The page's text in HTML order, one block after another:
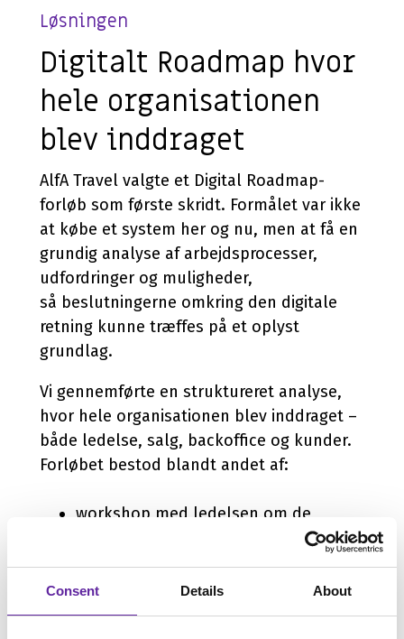
Consent Details About
Løsningen
Digitalt Roadmap hvor
hele organisationen
blev inddraget
AlfA Travel valgte et Digital Roadmap-
forløb som første skridt. Formålet var ikke
at købe et system her og nu, men at få en
grundig analyse af arbejdsprocesser,
udfordringer og muligheder,
så beslutningerne omkring den digitale
retning kunne træffes på et oplyst
grundlag.
Vi gennemførte en struktureret analyse,
hvor hele organisationen blev inddraget –
både ledelse, salg, backoffice og kunder.
Forløbet bestod blandt andet af:
workshop med ledelsen om de
kvalitative interviews om
hverdagsprocesser og arbejdsgange
kvantitativ undersøgelse blandt alle